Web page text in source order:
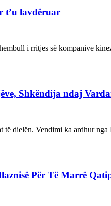
t’u lavdëruar
i rritjes së kompanive
Shkëndija ndaj
të dielën. Vendimi ka ardhur
Për Të Marrë